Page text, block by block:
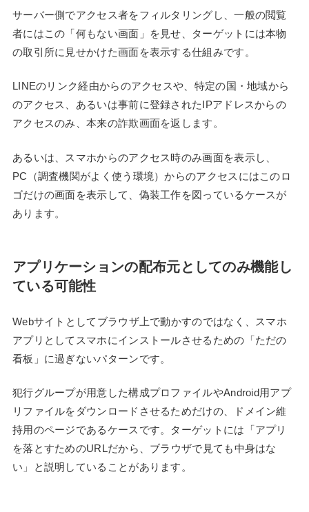
サーバー側でアクセス者をフィルタリングし、一般の閲覧
者にはこの「何もない画面」を見せ、ターゲットには本物
の取引所に見せかけた画面を表示する仕組みです。
LINEのリンク経由からのアクセスや、特定の国・地域から
のアクセス、あるいは事前に登録されたIPアドレスからの
アクセスのみ、本来の詐欺画面を返します。
あるいは、スマホからのアクセス時のみ画面を表示し、
PC（調査機関がよく使う環境）からのアクセスにはこのロ
ゴだけの画面を表示して、偽装工作を図っているケースが
あります。
アプリケーションの配布元としてのみ機能し
ている可能性
Webサイトとしてブラウザ上で動かすのではなく、スマホ
アプリとしてスマホにインストールさせるための「ただの
看板」に過ぎないパターンです。
犯行グループが用意した構成プロファイルやAndroid用アプ
リファイルをダウンロードさせるためだけの、ドメイン維
持用のページであるケースです。ターゲットには「アプリ
を落とすためのURLだから、ブラウザで見ても中身はな
い」と説明していることがあります。